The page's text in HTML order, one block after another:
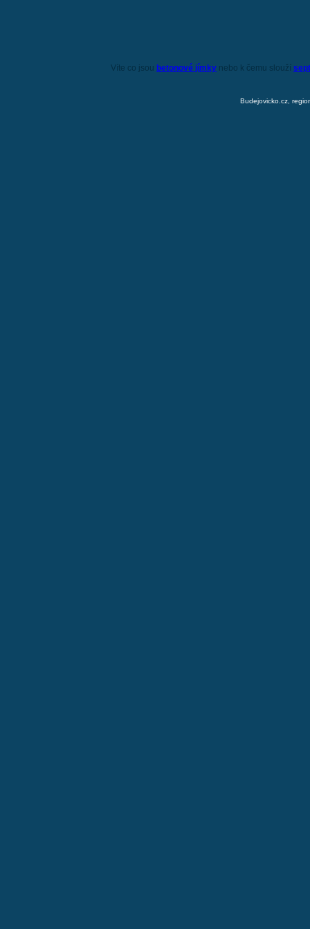
Víte co jsou betonové jímky nebo k čemu slouží
Budejovicko.cz,